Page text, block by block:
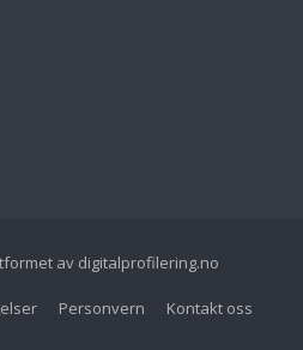
av digitalprofilering.no
Personvern Kontakt oss